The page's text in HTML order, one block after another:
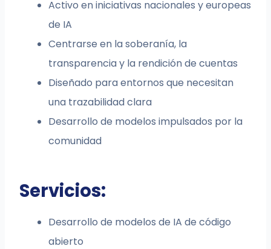
Activo en iniciativas nacionales y europeas
de IA
Centrarse en la soberanía, la
transparencia y la rendición de cuentas
Diseñado para entornos que necesitan
una trazabilidad clara
Desarrollo de modelos impulsados por la
comunidad
Servicios:
Desarrollo de modelos de IA de código
abierto